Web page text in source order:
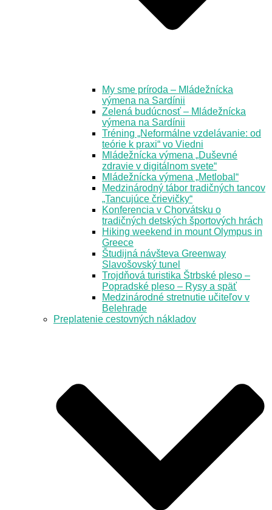
My sme príroda – Mládežnícka
výmena na Sardínii
Zelená budúcnosť – Mládežnícka
výmena na Sardínii
Tréning „Neformálne vzdelávanie: od
teórie k praxi“ vo Viedni
Mládežnícka výmena „Duševné
zdravie v digitálnom svete“
Mládežnícka výmena „Metlobal“
Medzinárodný tábor tradičných tancov
„Tancujúce črievičky“
Konferencia v Chorvátsku o
tradičných detských športových hrách
Hiking weekend in mount Olympus in
Greece
Študijná návšteva Greenway
Slavošovský tunel
Trojdňová turistika Štrbské pleso –
Popradské pleso – Rysy a späť
Medzinárodné stretnutie učiteľov v
Belehrade
Preplatenie cestovných nákladov